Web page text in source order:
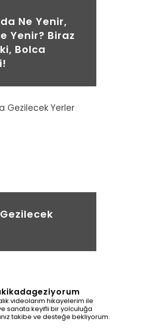
Ne Yenir,
Yenir? Biraz
Bolca
videolarım hikayelerim ile
sanata keyifli bir yolculuğa
takibe ve desteğe bekliyorum.